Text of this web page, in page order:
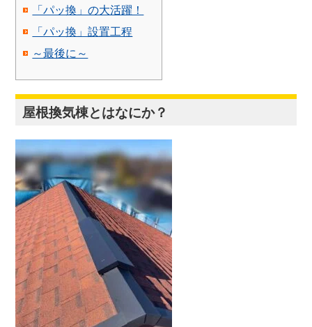
「パッ換」の大活躍！
「パッ換」設置工程
～最後に～
屋根換気棟とはなにか？